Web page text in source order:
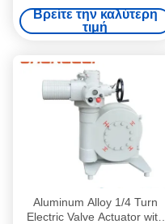
Electric Valve Actuator for
Heavy Duty Motorized Valve
Applications
Βρείτε την καλύτερη
τιμή
Aluminum Alloy 1/4 Turn
Electric Valve Actuator with